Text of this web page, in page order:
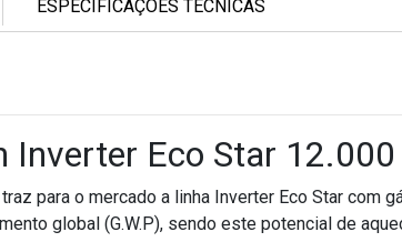
ESPECIFICAÇÕES TÉCNICAS
Inverter Eco Star 12.000
para o mercado a linha Inverter Eco Star com
global (G.W.P), sendo este potencial de